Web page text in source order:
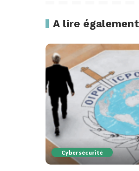
A lire également
Cybersécurité